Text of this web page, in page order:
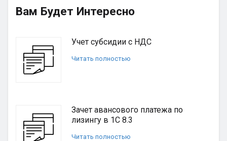
Вам Будет Интересно
Учет субсидии с НДС
Читать полностью
Зачет авансового платежа по
лизингу в 1С 8.3
Читать полностью